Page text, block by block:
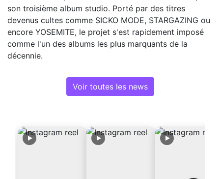
son troisième album studio. Porté par des titres
devenus cultes comme SICKO MODE, STARGAZING ou
encore YOSEMITE, le projet s'est rapidement imposé
comme l'un des albums les plus marquants de la
décennie.
Voir toutes les news